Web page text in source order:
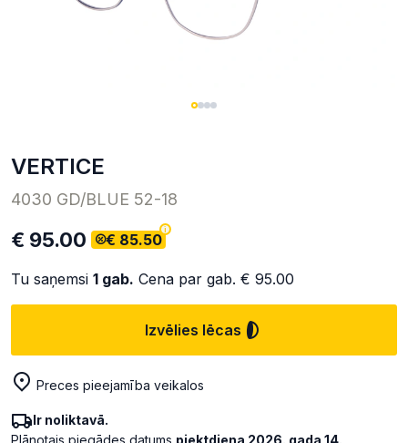
VERTICE
4030 GD/BLUE 52-18
€ 95.00 € 85.50
Tu saņemsi 1 gab. Cena par gab. € 95.00
Izvēlies lēcas
Preces pieejamība veikalos
Ir noliktavā.